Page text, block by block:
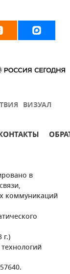
ВИЗУАЛ
в
коммуникаций